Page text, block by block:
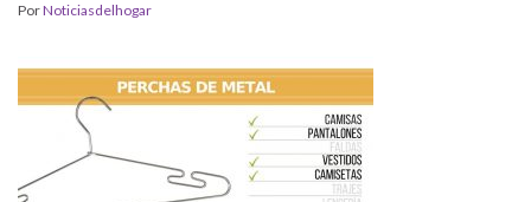
PorNoticiasdelhogar